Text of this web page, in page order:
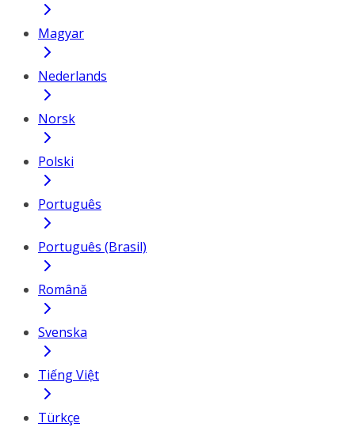
Magyar
Nederlands
Norsk
Polski
Português
Português (Brasil)
Română
Svenska
Tiếng Việt
Türkçe